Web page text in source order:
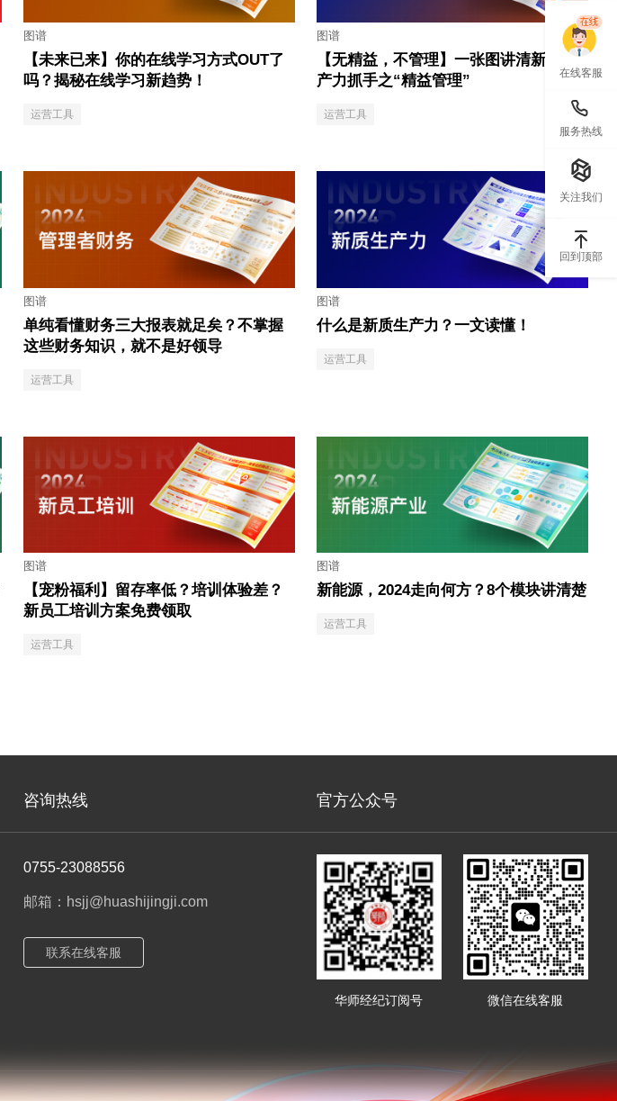
图谱
【未来已来】你的在线学习方式OUT了
吗？揭秘在线学习新趋势！
运营工具
图谱
【无精益，不管理】一张图讲清新质生
产力抓手之“精益管理”
运营工具
图谱
单纯看懂财务三大报表就足矣？不掌握
这些财务知识，就不是好领导
运营工具
图谱
什么是新质生产力？一文读懂！
运营工具
图谱
【宠粉福利】留存率低？培训体验差？
新员工培训方案免费领取
运营工具
图谱
新能源，2024走向何方？8个模块讲清楚
运营工具
咨询热线 官方公众号
0755-23088556
邮箱：hsjj@huashijingji.com
联系在线客服
华师经纪订阅号 微信在线客服
在线客服
服务热线
关注我们
回到顶部